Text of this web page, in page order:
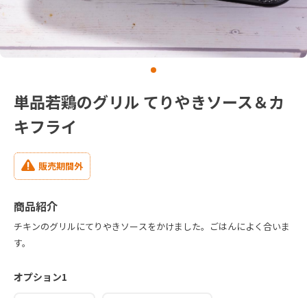
単品若鶏のグリル てりやきソース＆カ
キフライ
販売期間外
商品紹介
チキンのグリルにてりやきソースをかけました。ごはんによく合いま
す。
オプション1